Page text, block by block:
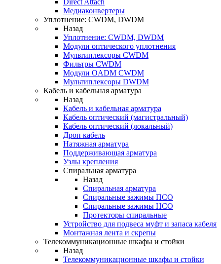
Direct Attach
Медиаконвертеры
Уплотнение: CWDM, DWDM
Назад
Уплотнение: CWDM, DWDM
Модули оптического уплотнения
Мультиплексоры CWDM
Фильтры CWDM
Модули OADM CWDM
Мультиплексоры DWDM
Кабель и кабельная арматура
Назад
Кабель и кабельная арматура
Кабель оптический (магистральный)
Кабель оптический (локальный)
Дроп кабель
Натяжная арматура
Поддерживающая арматура
Узлы крепления
Спиральная арматура
Назад
Спиральная арматура
Спиральные зажимы ПСО
Спиральные зажимы НСО
Протекторы спиральные
Устройство для подвеса муфт и запаса кабеля
Монтажная лента и скрепы
Телекоммуникационные шкафы и стойки
Назад
Телекоммуникационные шкафы и стойки